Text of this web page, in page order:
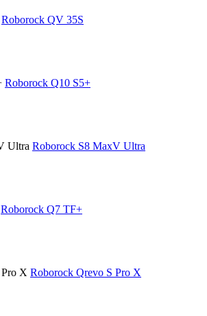
Roborock QV 35S
Roborock Q10 S5+
Roborock S8 MaxV Ultra
Roborock Q7 TF+
Roborock Qrevo S Pro X